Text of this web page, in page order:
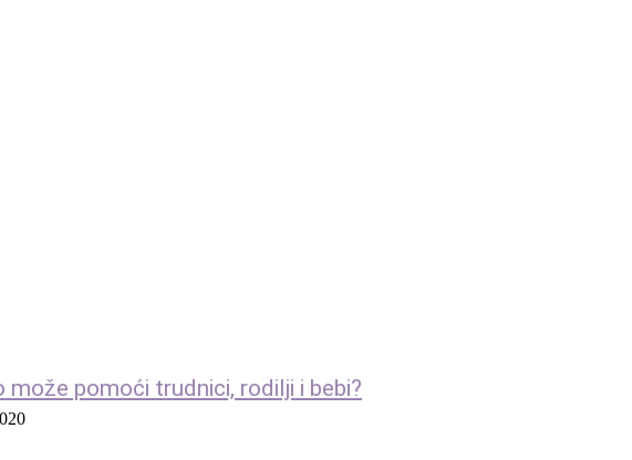
pomoći trudnici, rodilji i bebi?